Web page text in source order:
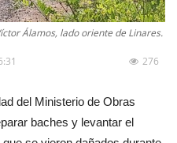
Álamos, lado oriente de Linares.
276
del Ministerio de Obras
baches y levantar el